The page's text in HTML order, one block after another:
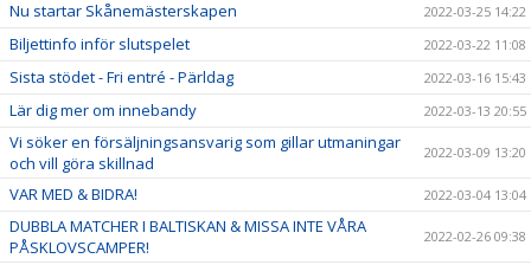
Nu startar Skånemästerskapen 2022-03-25 14:22
Biljettinfo inför slutspelet 2022-03-22 11:08
Sista stödet - Fri entré - Pärldag 2022-03-16 15:43
Lär dig mer om innebandy 2022-03-13 20:55
Vi söker en försäljningsansvarig som gillar utmaningar
och vill göra skillnad
2022-03-09 13:20
VAR MED & BIDRA! 2022-03-04 13:04
DUBBLA MATCHER I BALTISKAN & MISSA INTE VÅRA
PÅSKLOVSCAMPER!
2022-02-26 09:38